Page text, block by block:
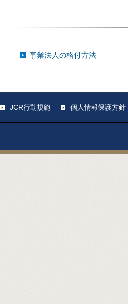
事業法人の格付方法
JCR行動規範 個人情報保護方針